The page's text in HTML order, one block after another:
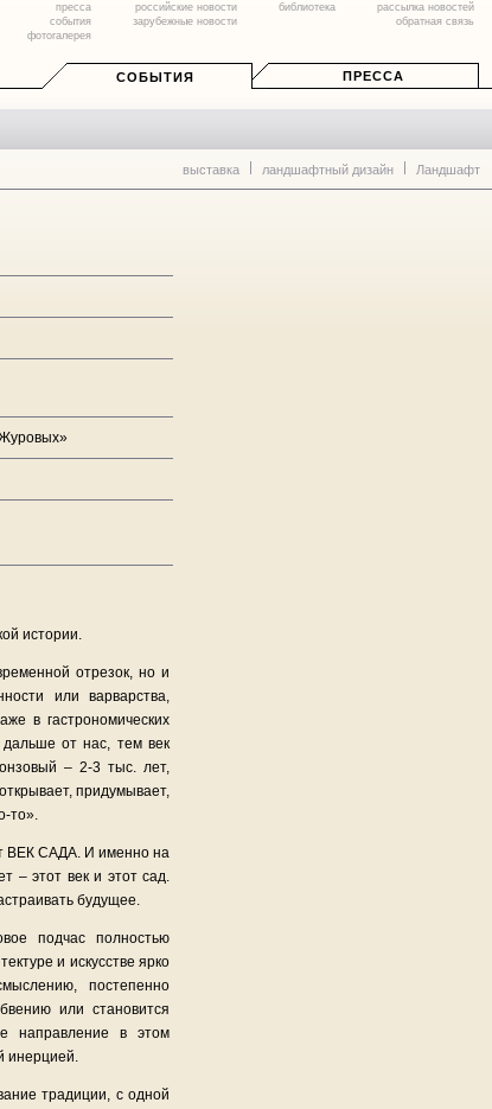
пресса
события
фотогалерея
российские новости
зарубежные новости
библиотека
рассылка новостей
обратная связь
СОБЫТИЯ ПРЕССА
выставка ландшафтный дизайн Ландшафт
истории.
отрезок, но и
или варварства,
в гастрономических
от нас, тем век
– 2-3 тыс. лет,
придумывает,
то».
ВЕК САДА. И именно на
– этот век и этот сад.
будущее.
подчас полностью
и искусстве ярко
постепенно
или становится
направление в этом
инерцией.
традиции, с одной